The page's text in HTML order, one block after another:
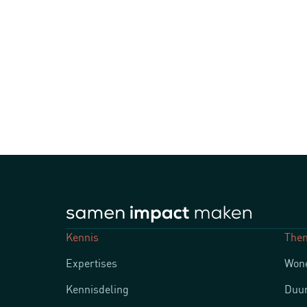
Kennis
Expertises
Kennisdeling